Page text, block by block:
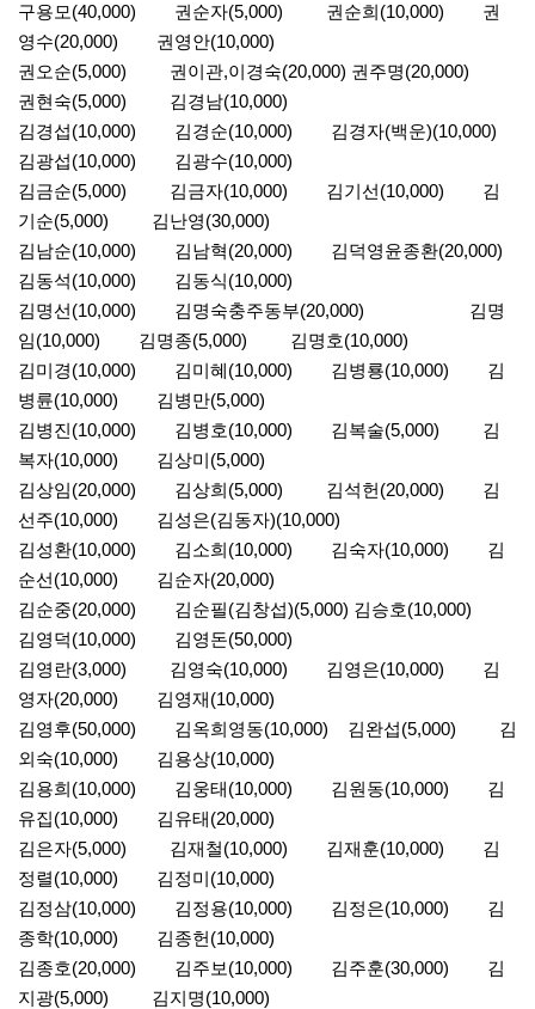
구용모(40,000) 권순자(5,000) 권순희(10,000) 권
영수(20,000) 권영안(10,000)
권오순(5,000) 권이관,이경숙(20,000) 권주명(20,000)
권현숙(5,000) 김경남(10,000)
김경섭(10,000) 김경순(10,000) 김경자(백운)(10,000)
김광섭(10,000) 김광수(10,000)
김금순(5,000) 김금자(10,000) 김기선(10,000) 김
기순(5,000) 김난영(30,000)
김남순(10,000) 김남혁(20,000) 김덕영윤종환(20,000)
김동석(10,000) 김동식(10,000)
김명선(10,000) 김명숙충주동부(20,000) 김명
임(10,000) 김명종(5,000) 김명호(10,000)
김미경(10,000) 김미혜(10,000) 김병룡(10,000) 김
병륜(10,000) 김병만(5,000)
김병진(10,000) 김병호(10,000) 김복술(5,000) 김
복자(10,000) 김상미(5,000)
김상임(20,000) 김상희(5,000) 김석헌(20,000) 김
선주(10,000) 김성은(김동자)(10,000)
김성환(10,000) 김소희(10,000) 김숙자(10,000) 김
순선(10,000) 김순자(20,000)
김순중(20,000) 김순필(김창섭)(5,000) 김승호(10,000)
김영덕(10,000) 김영돈(50,000)
김영란(3,000) 김영숙(10,000) 김영은(10,000) 김
영자(20,000) 김영재(10,000)
김영후(50,000) 김옥희영동(10,000) 김완섭(5,000) 김
외숙(10,000) 김용상(10,000)
김용희(10,000) 김웅태(10,000) 김원동(10,000) 김
유집(10,000) 김유태(20,000)
김은자(5,000) 김재철(10,000) 김재훈(10,000) 김
정렬(10,000) 김정미(10,000)
김정삼(10,000) 김정용(10,000) 김정은(10,000) 김
종학(10,000) 김종헌(10,000)
김종호(20,000) 김주보(10,000) 김주훈(30,000) 김
지광(5,000) 김지명(10,000)